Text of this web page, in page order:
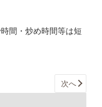
間・炒め時間等は短
次へ